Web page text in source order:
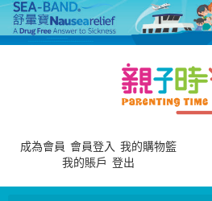
成為會員 會員登入 我的購物籃
我的賬戶 登出